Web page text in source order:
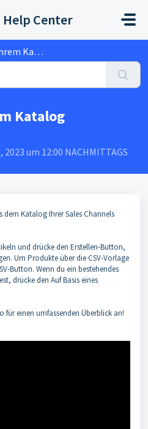
gehen
Help Center
hinzufügen
Katalog
um 12:00 NACHMITTAGS
dem Katalog Ihrer Sales Channels
und drücke den Erstellen-Button,
Um Produkte über die CSV-Vorlage
Button. Wenn du ein bestehendes
drücke den Auf Basis eines
für einen umfassenden Überblick an!